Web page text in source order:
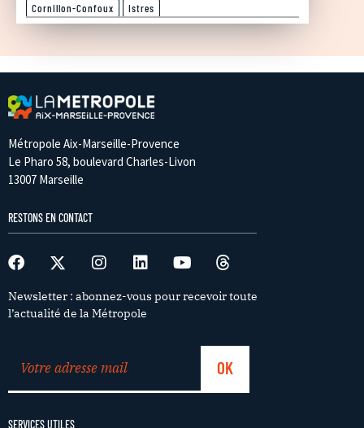
Cornillon-Confoux
Istres
Métropole Aix-Marseille-Provence
Le Pharo 58, boulevard Charles-Livon
13007 Marseille
RESTONS EN CONTACT
Newsletter : abonnez-vous pour recevoir toute
l’actualité de la Métropole
SERVICES UTILES